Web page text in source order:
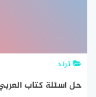
ترند
حل اسئلة كتاب